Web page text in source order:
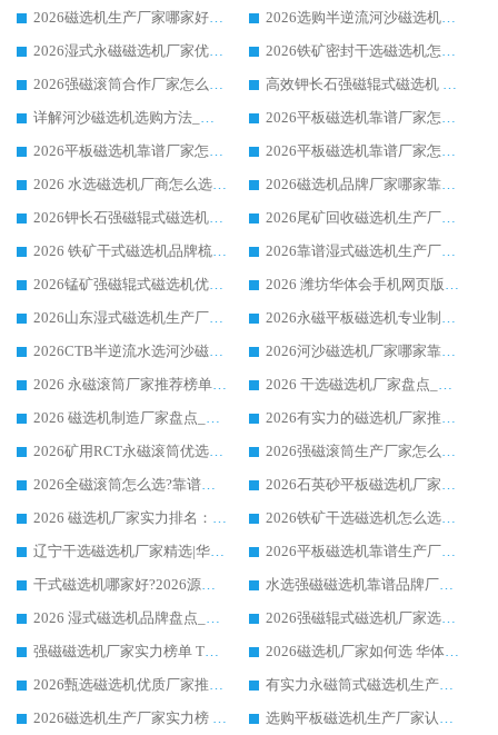
2026磁选机生产厂家哪家好?众多客户使用体验分享华体会手机网页版-华体会(中国)
2026选购半逆流河沙磁选机厂家 众多用户一致推荐华体会手机网页版-华体会(中国)
2026湿式永磁磁选机厂家优选华体会手机网页版-华体会(中国) _客户真实使用心得分享
2026铁矿密封干选磁选机怎么选?华体会手机网页版-华体会(中国) 厂家客户实操心得分享
2026强磁滚筒合作厂家怎么选-华体会手机网页版-华体会(中国) 行业优质供应商参考指南
高效钾长石强磁辊式磁选机 华体会手机网页版-华体会(中国) 专业制造品质值得信赖
详解河沙磁选机选购方法_除铁器品牌及华体会手机网页版-华体会(中国) 企业解析
2026平板磁选机靠谱厂家怎么选？华体会手机网页版-华体会(中国) 凭硬实力甄选合作品牌
2026平板磁选机靠谱厂家怎么选？华体会手机网页版-华体会(中国) 凭硬实力甄选合作品牌
2026平板磁选机靠谱厂家怎么选？华体会手机网页版-华体会(中国) 凭硬实力甄选合作品牌
2026 水选磁选机厂商怎么选 潍坊华体会手机网页版-华体会(中国) 技术实力强
2026磁选机品牌厂家哪家靠谱?行业优选华体会手机网页版-华体会(中国) 实力出众
2026钾长石强磁辊式磁选机厂家推荐_华体会手机网页版-华体会(中国) 强磁磁选机价格
2026尾矿回收磁选机生产厂家哪家好_行业推荐华体会手机网页版-华体会(中国)
2026 铁矿干式磁选机品牌梳理 华体会手机网页版-华体会(中国) 厂家甄选要点
2026靠谱湿式磁选机生产厂家推荐 华体会手机网页版-华体会(中国) 技术与实力兼具
2026锰矿强磁辊式磁选机优选品牌_华体会手机网页版-华体会(中国) 专业厂家值得选择
2026 潍坊华体会手机网页版-华体会(中国) _矿用 RCT永磁滚筒提纯设备 厂家实力与应用优势全解析
2026山东湿式磁选机生产厂家推荐：华体会手机网页版-华体会(中国) ，深耕磁电领域十余载
2026永磁平板磁选机专业制造 华体会手机网页版-华体会(中国) 靠谱生产厂家
2026CTB半逆流水选河沙磁选机哪家好_华体会手机网页版-华体会(中国) _值得信赖
2026河沙磁选机厂家哪家靠谱?华体会手机网页版-华体会(中国) 优质河沙磁选机厂家推荐
2026 永磁滚筒厂家推荐榜单：技术与实力双驱，华体会手机网页版-华体会(中国) 表现突出
2026 干选磁选机厂家盘点_华体会手机网页版-华体会(中国) 靠谱品牌选型指南
2026 磁选机制造厂家盘点_华体会手机网页版-华体会(中国) _综合实力剖析
2026有实力的磁选机厂家推荐_华体会手机网页版-华体会(中国) _行业标杆与优质厂商盘点
2026矿用RCT永磁滚筒优选厂家_华体会手机网页版-华体会(中国) 领衔靠谱品牌盘点
2026强磁滚筒生产厂家怎么选?行业口碑推荐华体会手机网页版-华体会(中国)
2026全磁滚筒怎么选?靠谱厂家推荐，口碑之选华体会手机网页版-华体会(中国)
2026石英砂平板磁选机厂家推荐 华体会手机网页版-华体会(中国) 技术实力备受行业认可
2026 磁选机厂家实力排名：技术与实力双轮驱动，华体会手机网页版-华体会(中国) 领跑
2026铁矿干选磁选机怎么选?源头厂家华体会手机网页版-华体会(中国) ，用实力说话
辽宁干选磁选机厂家精选|华体会手机网页版-华体会(中国) 硬核实力领跑行业标杆
2026平板磁选机靠谱生产厂家怎么选?行业标杆华体会手机网页版-华体会(中国) ，凭硬实力脱颖而出
干式磁选机哪家好?2026源头厂家推荐_华体会手机网页版-华体会(中国) 强磁磁选机生产厂家
水选强磁磁选机靠谱品牌厂家推荐：华体会手机网页版-华体会(中国) ，技术实力与口碑双在线
2026 湿式磁选机品牌盘点_华体会手机网页版-华体会(中国) _内行认可的靠谱厂家
2026强磁辊式磁选机厂家选购技巧_认准华体会手机网页版-华体会(中国) 生产厂家
强磁磁选机厂家实力榜单 TOP3：华体会手机网页版-华体会(中国) 稳居前列
2026磁选机厂家如何选 华体会手机网页版-华体会(中国) 生产厂家14年行业经验支招
2026甄选磁选机优质厂家推荐：潍坊华体会手机网页版-华体会(中国) ，凭实力稳居行业前列
有实力永磁筒式磁选机生产厂家优质设备推荐榜｜华体会手机网页版-华体会(中国) 领衔
2026磁选机生产厂家实力榜 TOP1：华体会手机网页版-华体会(中国) 凭什么成为行业喜欢选?
选购平板磁选机生产厂家认准华体会手机网页版-华体会(中国) 老牌生产厂家收获众多回头客